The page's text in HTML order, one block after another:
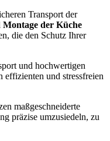
Transport der
Montage der Küche
die den Schutz Ihrer
und hochwertigen
und stressfreien
maßgeschneiderte
präzise umzusiedeln, zu